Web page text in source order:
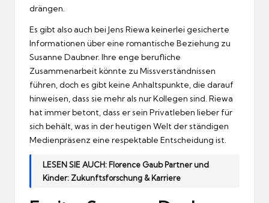
drängen.
Es gibt also auch bei Jens Riewa keinerlei gesicherte
Informationen über eine romantische Beziehung zu
Susanne Daubner. Ihre enge berufliche
Zusammenarbeit könnte zu Missverständnissen
führen, doch es gibt keine Anhaltspunkte, die darauf
hinweisen, dass sie mehr als nur Kollegen sind. Riewa
hat immer betont, dass er sein Privatleben lieber für
sich behält, was in der heutigen Welt der ständigen
Medienpräsenz eine respektable Entscheidung ist.
LESEN SIE AUCH: Florence Gaub Partner und
Kinder: Zukunftsforschung & Karriere